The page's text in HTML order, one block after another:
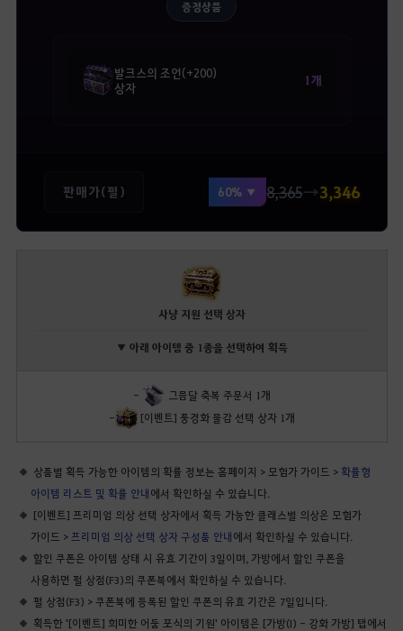
증정상품
발크스의 조언(+200)
상자
1개
판매가(펄) 60% ▼ 8,365→3,346
사냥 지원 선택 상자
▼ 아래 아이템 중 1종을 선택하여 획득
-
그믐달 축복 주문서 1개
-
[이벤트] 풍경화 물감 선택 상자 1개
상품별 획득 가능한 아이템의 확률 정보는 홈페이지 > 모험가 가이드 > 확률형
아이템 리스트 및 확률 안내에서 확인하실 수 있습니다.
[이벤트] 프리미엄 의상 선택 상자에서 획득 가능한 클래스별 의상은 모험가
가이드 > 프리미엄 의상 선택 상자 구성품 안내에서 확인하실 수 있습니다.
할인 쿠폰은 아이템 상태 시 유효 기간이 3일이며, 가방에서 할인 쿠폰을
사용하면 펄 상점(F3)의 쿠폰북에서 확인하실 수 있습니다.
펄 상점(F3) > 쿠폰북에 등록된 할인 쿠폰의 유효 기간은 7일입니다.
획득한 '[이벤트] 희미한 어둠 포식의 기원' 아이템은 [가방(I) - 강화 가방] 탭에서